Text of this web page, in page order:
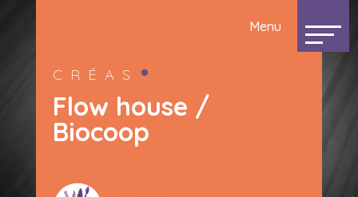
CRÉAS
Flow house /
Biocoop